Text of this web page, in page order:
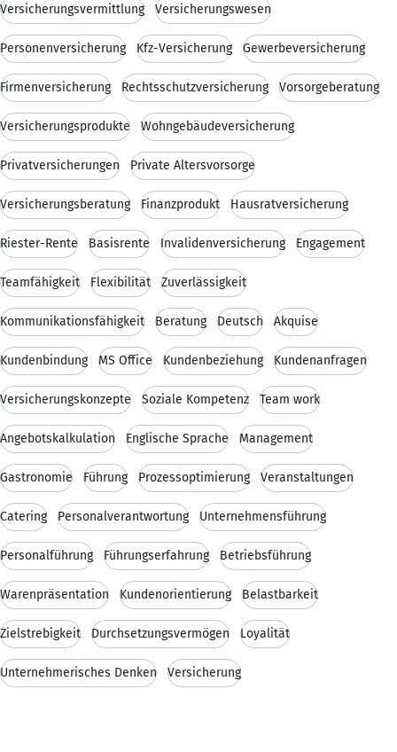
Versicherungsvermittlung Versicherungswesen
Personenversicherung Kfz-Versicherung Gewerbeversicherung
Firmenversicherung Rechtsschutzversicherung Vorsorgeberatung
Versicherungsprodukte Wohngebäudeversicherung
Privatversicherungen Private Altersvorsorge
Versicherungsberatung Finanzprodukt Hausratversicherung
Riester-Rente Basisrente Invalidenversicherung Engagement
Teamfähigkeit Flexibilität Zuverlässigkeit
Kommunikationsfähigkeit Beratung Deutsch Akquise
Kundenbindung MS Office Kundenbeziehung Kundenanfragen
Versicherungskonzepte Soziale Kompetenz Team work
Angebotskalkulation Englische Sprache Management
Gastronomie Führung Prozessoptimierung Veranstaltungen
Catering Personalverantwortung Unternehmensführung
Personalführung Führungserfahrung Betriebsführung
Warenpräsentation Kundenorientierung Belastbarkeit
Zielstrebigkeit Durchsetzungsvermögen Loyalität
Unternehmerisches Denken Versicherung